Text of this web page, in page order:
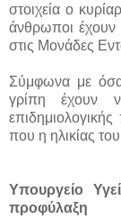
στοιχεία ο
άνθρωποι έχουν
στις Μονάδες
Σύμφωνα με
γρίπη έχουν
που η ηλικίας
Υπουργείο
προφύλαξη